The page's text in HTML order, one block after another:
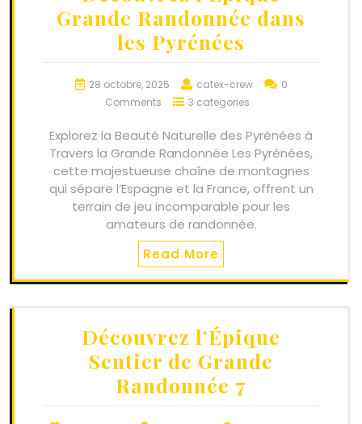
Grande Randonnée dans
les Pyrénées
28 octobre, 2025 catex-crew
0
Comments
3 categories
Explorez la Beauté Naturelle des Pyrénées à
Travers la Grande Randonnée Les Pyrénées,
cette majestueuse chaîne de montagnes
qui sépare l’Espagne et la France, offrent un
terrain de jeu incomparable pour les
amateurs de randonnée.
Read More
Découvrez l’Épique
Sentier de Grande
Randonnée 7